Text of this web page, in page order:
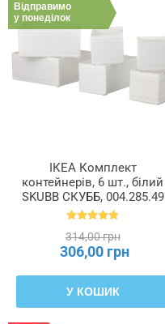
Відправимо
у понеділок
ІКЕА Комплект
контейнерів, 6 шт., білий
SKUBB СКУББ, 004.285.49
314,00 грн
306,00 грн
У КОШИК